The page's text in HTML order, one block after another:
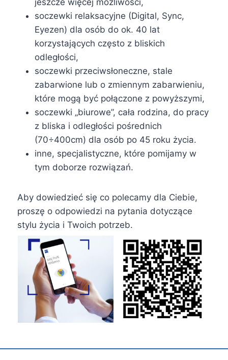
jeszcze więcej możliwości,
soczewki relaksacyjne (Digital, Sync,
Eyezen) dla osób do ok. 40 lat
korzystających często z bliskich
odległości,
soczewki przeciwsłoneczne, stale
zabarwione lub o zmiennym zabarwieniu,
które mogą być połączone z powyższymi,
soczewki „biurowe”, cała rodzina, do pracy
z bliska i odległości pośrednich
(70÷400cm) dla osób po 45 roku życia.
inne, specjalistyczne, które pomijamy w
tym doborze rozwiązań.
Aby dowiedzieć się co polecamy dla Ciebie,
proszę o odpowiedzi na pytania dotyczące
stylu życia i Twoich potrzeb.